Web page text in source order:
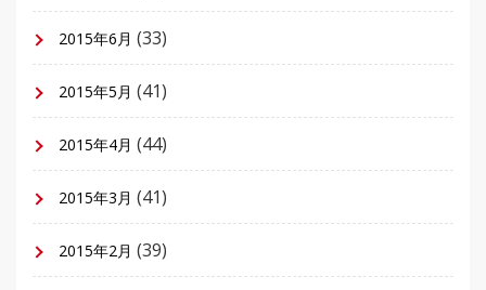
2015年6月 (33)
2015年5月 (41)
2015年4月 (44)
2015年3月 (41)
2015年2月 (39)